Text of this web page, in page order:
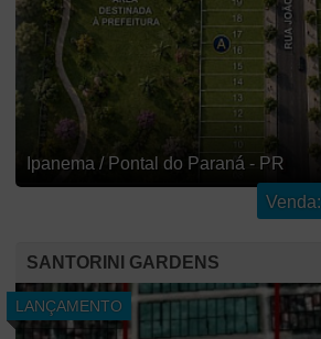
Ipanema / Pontal do Paraná - PR
Venda:
SANTORINI GARDENS
LANÇAMENTO